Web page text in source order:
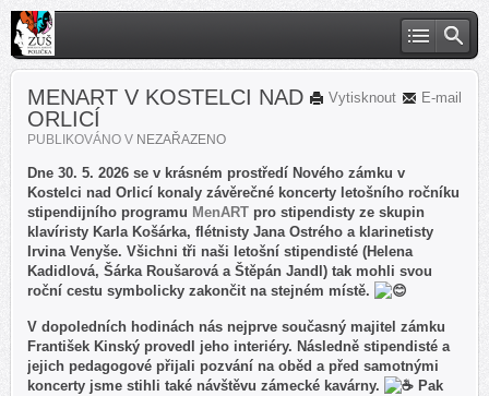
E-mail
Vytisknout
MENART V KOSTELCI NAD
ORLICÍ
PUBLIKOVÁNO V NEZAŘAZENO
Dne 30. 5. 2026 se v krásném prostředí Nového zámku v
Kostelci nad Orlicí konaly závěrečné koncerty letošního ročníku
stipendijního programu MenART pro stipendisty ze skupin
klavíristy Karla Košárka, flétnisty Jana Ostrého a klarinetisty
Irvina Venyše. Všichni tři naši letošní stipendisté (Helena
Kadidlová, Šárka Roušarová a Štěpán Jandl) tak mohli svou
roční cestu symbolicky zakončit na stejném místě.
V dopoledních hodinách nás nejprve současný majitel zámku
František Kinský provedl jeho interiéry. Následně stipendisté a
jejich pedagogové přijali pozvání na oběd a před samotnými
koncerty jsme stihli také návštěvu zámecké kavárny.
Pak